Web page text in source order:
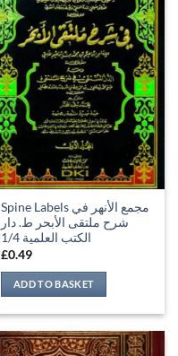
Spine Labels مجمع الأنهر في
شرح ملتقى الأبحر ط. دار
الكتب العلمية 1/4
£0.49
ADD TO BASKET